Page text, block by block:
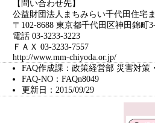
【問い合わせ先】
公益財団法人まちみらい千代田住宅
〒102-8688 東京都千代田区神田錦
電話 03-3233-3223
ＦＡＸ 03-3233-7557
http://www.mm-chiyoda.or.jp/
FAQ作成課：政策経営部 災害対策
FAQ-NO：FAQn8049
更新日：2015/09/29